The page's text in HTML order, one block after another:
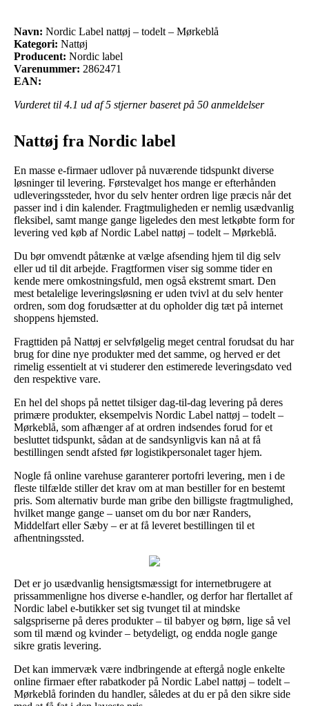
Navn: Nordic Label nattøj – todelt – Mørkeblå
Kategori: Nattøj
Producent: Nordic label
Varenummer: 2862471
EAN:
Vurderet til 4.1 ud af 5 stjerner baseret på 50 anmeldelser
Nattøj fra Nordic label
En masse e-firmaer udlover på nuværende tidspunkt diverse
løsninger til levering. Førstevalget hos mange er efterhånden
udleveringssteder, hvor du selv henter ordren lige præcis når det
passer ind i din kalender. Fragtmuligheden er nemlig usædvanlig
fleksibel, samt mange gange ligeledes den mest letkøbte form for
levering ved køb af Nordic Label nattøj – todelt – Mørkeblå.
Du bør omvendt påtænke at vælge afsending hjem til dig selv
eller ud til dit arbejde. Fragtformen viser sig somme tider en
kende mere omkostningsfuld, men også ekstremt smart. Den
mest betalelige leveringsløsning er uden tvivl at du selv henter
ordren, som dog forudsætter at du opholder dig tæt på internet
shoppens hjemsted.
Fragttiden på Nattøj er selvfølgelig meget central forudsat du har
brug for dine nye produkter med det samme, og herved er det
rimelig essentielt at vi studerer den estimerede leveringsdato ved
den respektive vare.
En hel del shops på nettet tilsiger dag-til-dag levering på deres
primære produkter, eksempelvis Nordic Label nattøj – todelt –
Mørkeblå, som afhænger af at ordren indsendes forud for et
besluttet tidspunkt, sådan at de sandsynligvis kan nå at få
bestillingen sendt afsted før logistikpersonalet tager hjem.
Nogle få online varehuse garanterer portofri levering, men i de
fleste tilfælde stiller det krav om at man bestiller for en bestemt
pris. Som alternativ burde man gribe den billigste fragtmulighed,
hvilket mange gange – uanset om du bor nær Randers,
Middelfart eller Sæby – er at få leveret bestillingen til et
afhentningssted.
Det er jo usædvanlig hensigtsmæssigt for internetbrugere at
prissammenligne hos diverse e-handler, og derfor har flertallet af
Nordic label e-butikker set sig tvunget til at mindske
salgspriserne på deres produkter – til babyer og børn, lige så vel
som til mænd og kvinder – betydeligt, og endda nogle gange
sikre gratis levering.
Det kan immervæk være indbringende at eftergå nogle enkelte
online firmaer efter rabatkoder på Nordic Label nattøj – todelt –
Mørkeblå forinden du handler, således at du er på den sikre side